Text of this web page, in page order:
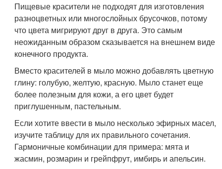
Пищевые красители не подходят для изготовления
разноцветных или многослойных брусочков, потому
что цвета мигрируют друг в друга. Это самым
неожиданным образом сказывается на внешнем виде
конечного продукта.
Вместо красителей в мыло можно добавлять цветную
глину: голубую, желтую, красную. Мыло станет еще
более полезным для кожи, а его цвет будет
приглушенным, пастельным.
Если хотите ввести в мыло несколько эфирных масел,
изучите таблицу для их правильного сочетания.
Гармоничные комбинации для примера: мята и
жасмин, розмарин и грейпфрут, имбирь и апельсин.